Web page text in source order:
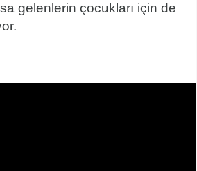
gelenlerin çocukları için de